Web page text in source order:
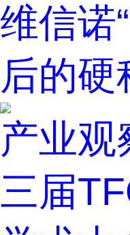
维信诺
后的硬
产业观
三届